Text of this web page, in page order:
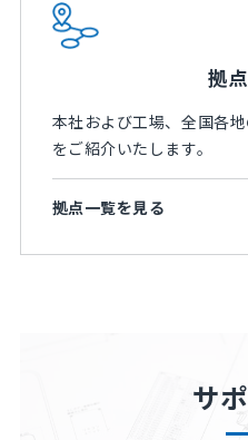
拠
本社および工場、全国各
をご紹介いたします。
拠点一覧を見る
サ